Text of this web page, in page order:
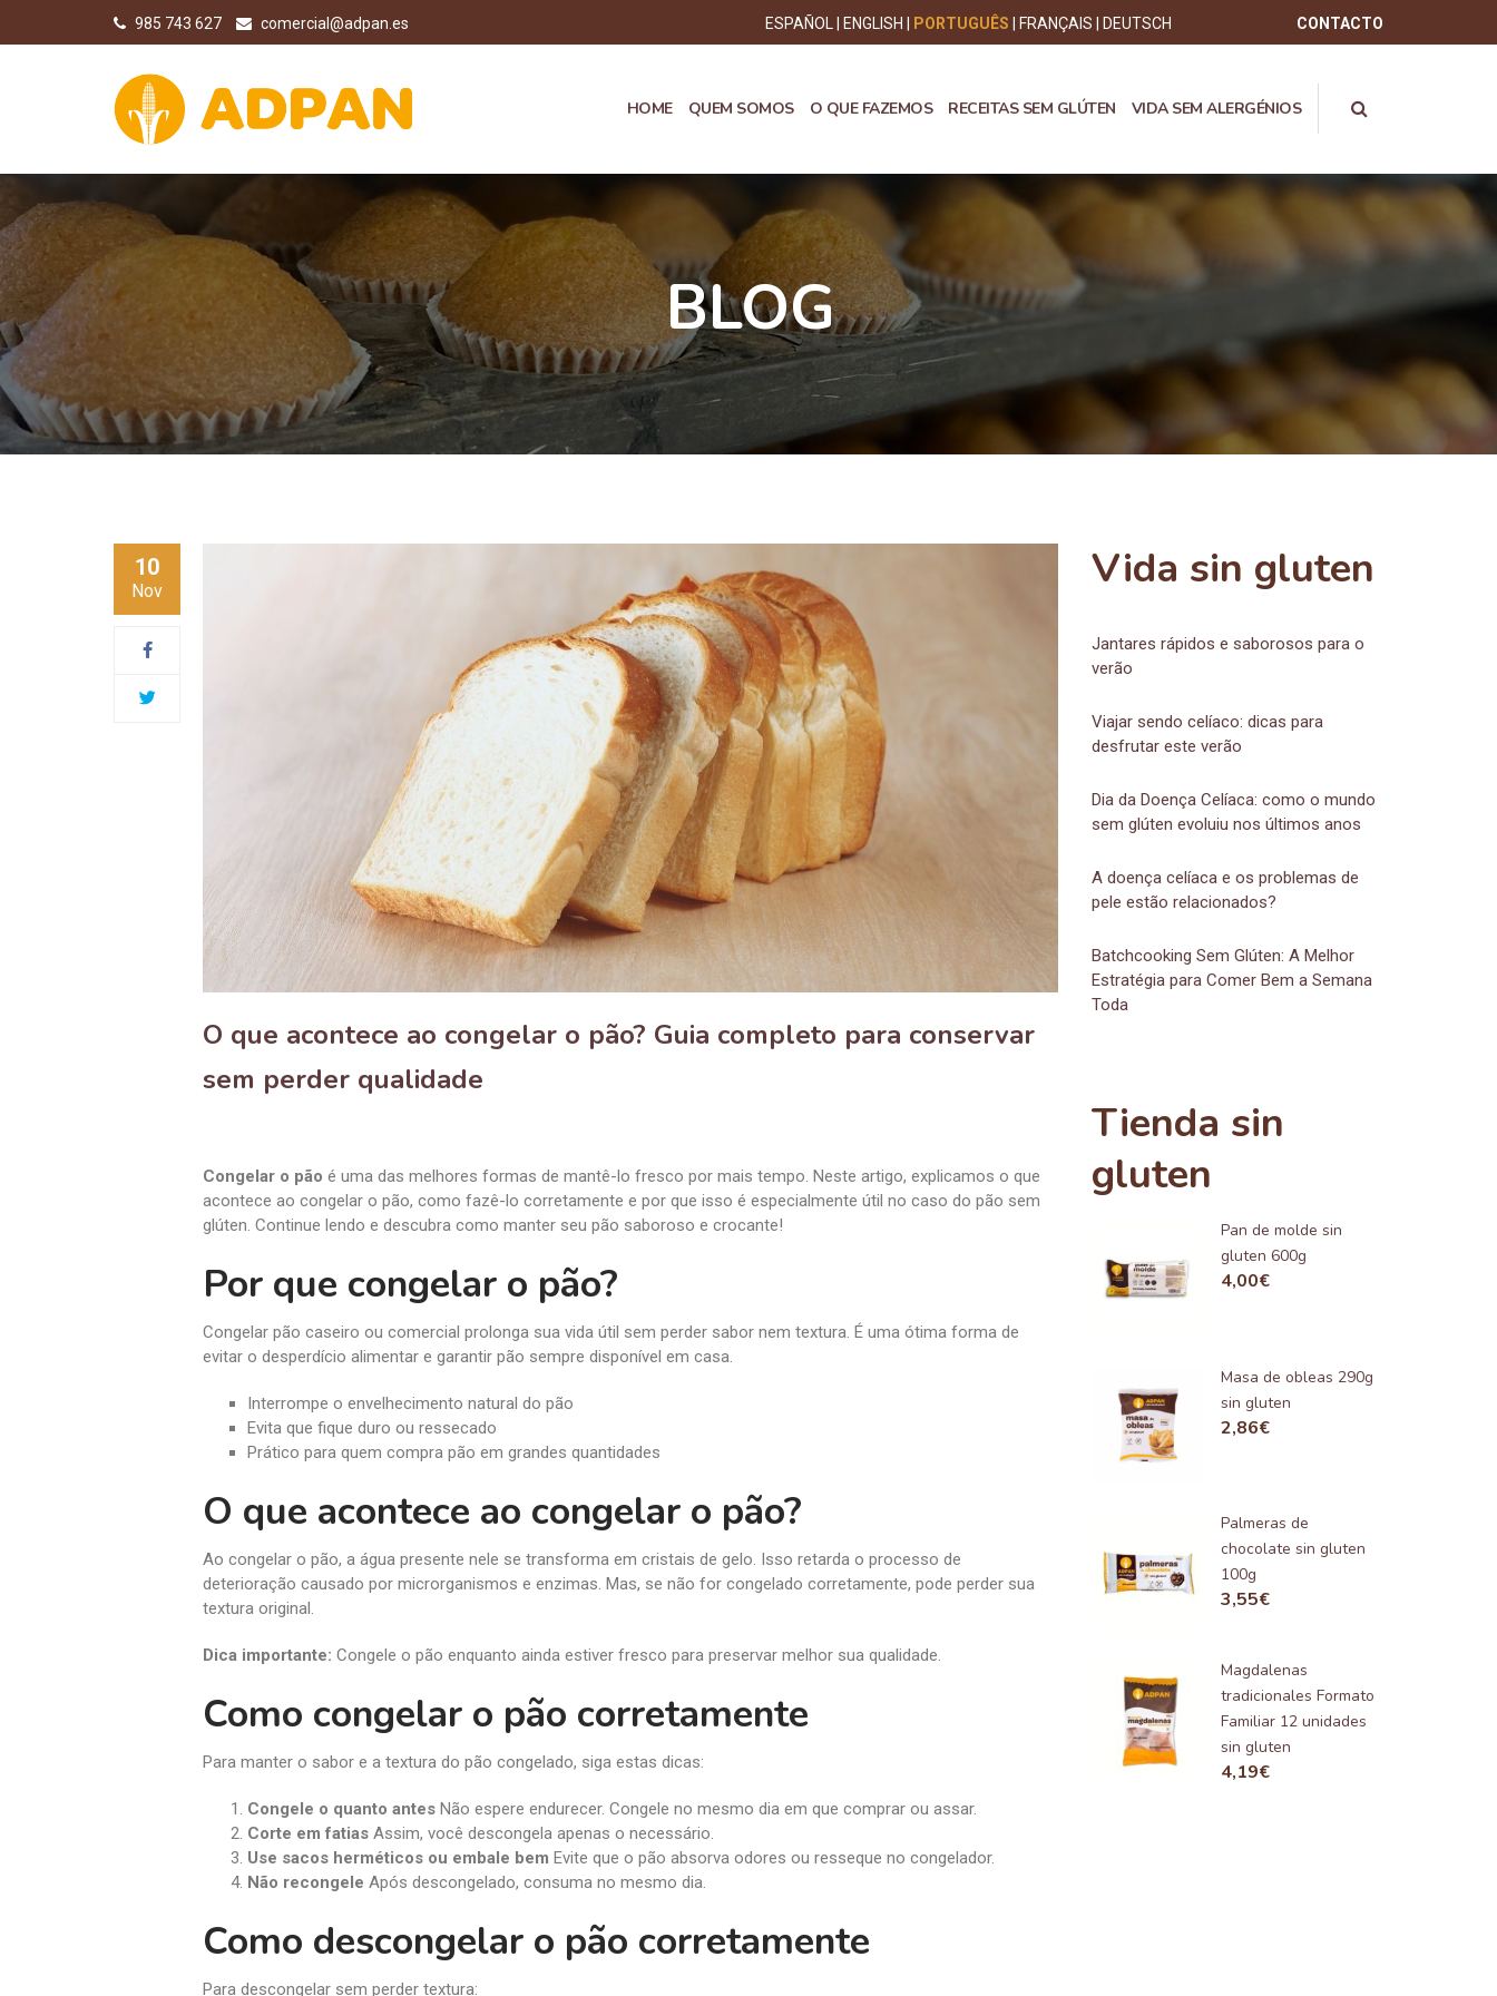
985 743 627 comercial@adpan.es CONTACTO
ESPAÑOL ENGLISH PORTUGUÊS FRANÇAIS DEUTSCH
HOME QUEM SOMOS O QUE FAZEMOS RECEITAS SEM GLÚTEN VIDA SEM ALERGÉNIOS
BLOG
10
Nov
O que acontece ao congelar o pão? Guia completo para conservar
sem perder qualidade
Congelar o pão é uma das melhores formas de mantê-lo fresco por mais tempo. Neste artigo, explicamos o que
acontece ao congelar o pão, como fazê-lo corretamente e por que isso é especialmente útil no caso do pão sem
glúten. Continue lendo e descubra como manter seu pão saboroso e crocante!
Por que congelar o pão?
Congelar pão caseiro ou comercial prolonga sua vida útil sem perder sabor nem textura. É uma ótima forma de
evitar o desperdício alimentar e garantir pão sempre disponível em casa.
Interrompe o envelhecimento natural do pão
Evita que fique duro ou ressecado
Prático para quem compra pão em grandes quantidades
O que acontece ao congelar o pão?
Ao congelar o pão, a água presente nele se transforma em cristais de gelo. Isso retarda o processo de
deterioração causado por microrganismos e enzimas. Mas, se não for congelado corretamente, pode perder sua
textura original.
Dica importante: Congele o pão enquanto ainda estiver fresco para preservar melhor sua qualidade.
Como congelar o pão corretamente
Para manter o sabor e a textura do pão congelado, siga estas dicas:
Congele o quanto antes Não espere endurecer. Congele no mesmo dia em que comprar ou assar.
Corte em fatias Assim, você descongela apenas o necessário.
Use sacos herméticos ou embale bem Evite que o pão absorva odores ou resseque no congelador.
Não recongele Após descongelado, consuma no mesmo dia.
Como descongelar o pão corretamente
Para descongelar sem perder textura:
Vida sin gluten
Jantares rápidos e saborosos para o
verão
Viajar sendo celíaco: dicas para
desfrutar este verão
Dia da Doença Celíaca: como o mundo
sem glúten evoluiu nos últimos anos
A doença celíaca e os problemas de
pele estão relacionados?
Batchcooking Sem Glúten: A Melhor
Estratégia para Comer Bem a Semana
Toda
Tienda sin
gluten
Pan de molde sin
gluten 600g
4,00€
Masa de obleas 290g
sin gluten
2,86€
Palmeras de
chocolate sin gluten
100g
3,55€
Magdalenas
tradicionales Formato
Familiar 12 unidades
sin gluten
4,19€